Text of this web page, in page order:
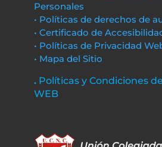
Personales
• Políticas de derechos de
• Certificado de
• Políticas de Privacidad
• Mapa del Sitio
. Políticas y Condiciones
WEB